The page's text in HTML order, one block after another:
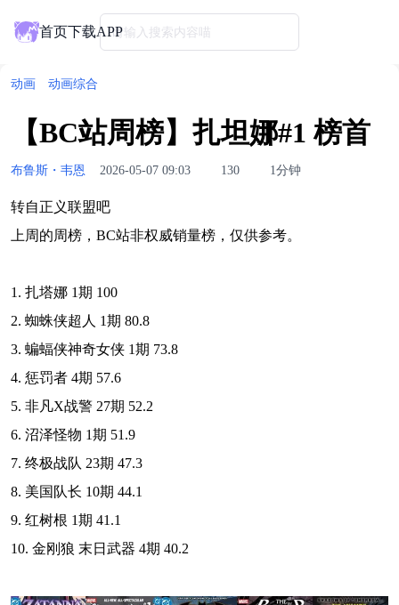
首页下载APP请输入搜索内容喵
动画 动画综合
【BC站周榜】扎坦娜#1 榜首
布鲁斯・韦恩 2026-05-07 09:03 130 1分钟
转自正义联盟吧
上周的周榜，BC站非权威销量榜，仅供参考。
1. 扎塔娜 1期 100
2. 蜘蛛侠超人 1期 80.8
3. 蝙蝠侠神奇女侠 1期 73.8
4. 惩罚者 4期 57.6
5. 非凡X战警 27期 52.2
6. 沼泽怪物 1期 51.9
7. 终极战队 23期 47.3
8. 美国队长 10期 44.1
9. 红树根 1期 41.1
10. 金刚狼 末日武器 4期 40.2